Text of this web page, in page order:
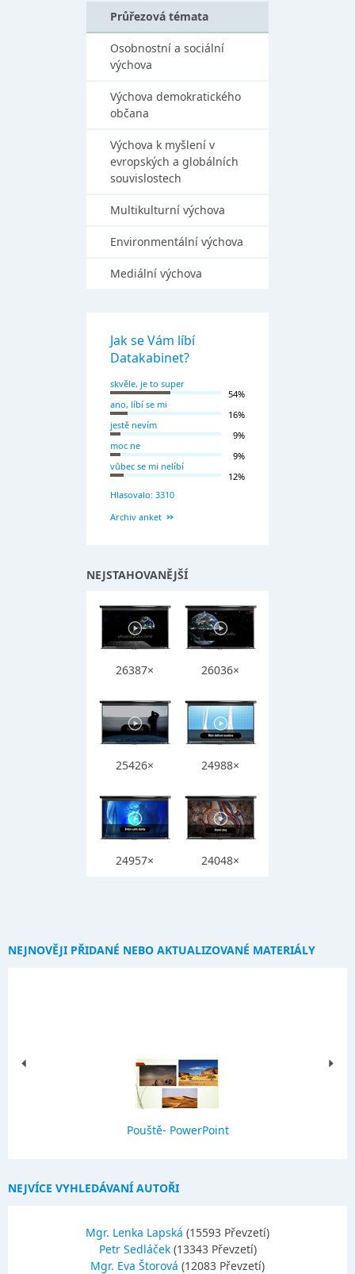
Průřezová témata
Osobnostní a sociální
výchova
Výchova demokratického
občana
Výchova k myšlení v
evropských a globálních
souvislostech
Multikulturní výchova
Environmentální výchova
Mediální výchova
Jak se Vám líbí
Datakabinet?
skvěle, je to super
54%
ano, líbí se mi
16%
jestě nevím
9%
moc ne
9%
vůbec se mi nelíbí
12%
Hlasovalo: 3310
Archiv anket
NEJSTAHOVANĚJŠÍ
26387× 26036×
25426× 24988×
24957× 24048×
NEJNOVĚJI PŘIDANÉ NEBO AKTUALIZOVANÉ MATERIÁLY
Pouště- PowerPoint
NEJVÍCE VYHLEDÁVANÍ AUTOŘI
Mgr. Lenka Lapská (15593 Převzetí)
Petr Sedláček (13343 Převzetí)
Mgr. Eva Štorová (12083 Převzetí)